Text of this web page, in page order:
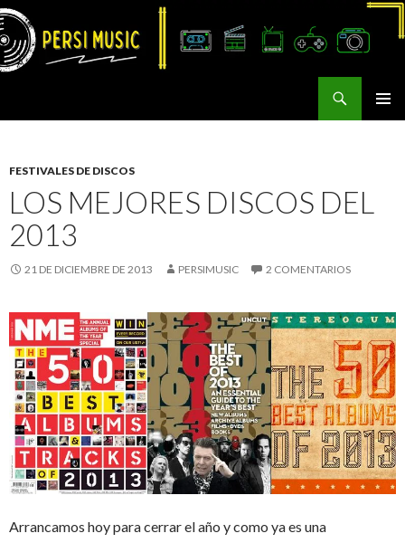
FESTIVALES DE DISCOS
LOS MEJORES DISCOS DEL
2013
21 DE DICIEMBRE DE 2013 PERSIMUSIC 2 COMENTARIOS
Arrancamos hoy para cerrar el año y como ya es una